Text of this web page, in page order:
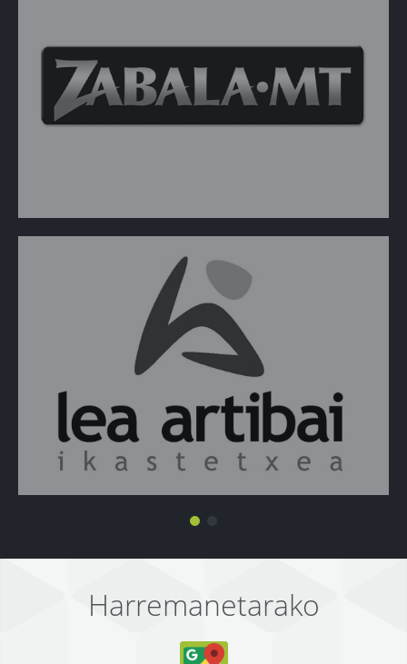
Harremanetarako